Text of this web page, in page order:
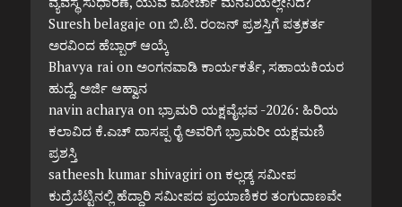
Suresh belagaje on ಬಿ.ಟಿ. ರಂಜನ್ ಪ್ರಶಸ್ತಿಗೆ ಪತ್ರಕರ್ತ
ಅರವಿಂದ ಹೆಬ್ಬಾರ್ ಆಯ್ಕೆ
Bhavya raion ಅಂಗನವಾಡಿ ಕಾರ್ಯಕರ್ತೆ, ಸಹಾಯಕಿಯರ
ಹುದ್ದೆ, ಅರ್ಜಿ ಆಹ್ವಾನ
navin acharya on ಭ್ರಾಮರಿ ಯಕ್ಷವೈಭವ -2026: ಹಿರಿಯ
ಕಲಾವಿದ ಕೆ.ಎಚ್ ದಾಸಪ್ಪ ರೈ ಅವರಿಗೆ ಭ್ರಾಮರೀ ಯಕ್ಷಮಣಿ
ಪ್ರಶಸ್ತಿ
satheesh kumar shivagirion ಕಲ್ಲಡ್ಕ ಸಮೀಪ
ಕುದ್ರೆಬೆಟ್ಟಿನಲ್ಲಿ ಹೆದ್ದಾರಿ ಸಮೀಪದ ಪ್ರಯಾಣಿಕರ ತಂಗುದಾಣವೇ